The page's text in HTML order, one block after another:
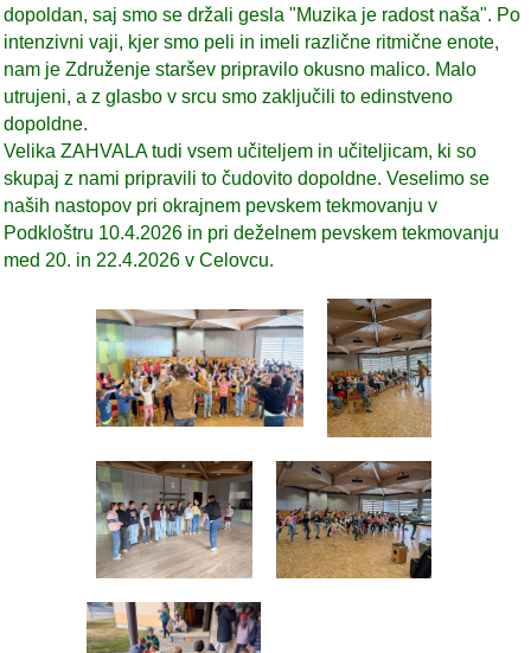
dopoldan, saj smo se držali gesla "Muzika je radost naša". Po
intenzivni vaji, kjer smo peli in imeli različne ritmične enote,
nam je Združenje staršev pripravilo okusno malico. Malo
utrujeni, a z glasbo v srcu smo zaključili to edinstveno
dopoldne.
Velika ZAHVALA tudi vsem učiteljem in učiteljicam, ki so
skupaj z nami pripravili to čudovito dopoldne. Veselimo se
naših nastopov pri okrajnem pevskem tekmovanju v
Podkloštru 10.4.2026 in pri deželnem pevskem tekmovanju
med 20. in 22.4.2026 v Celovcu.